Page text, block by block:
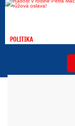
POLITIKA